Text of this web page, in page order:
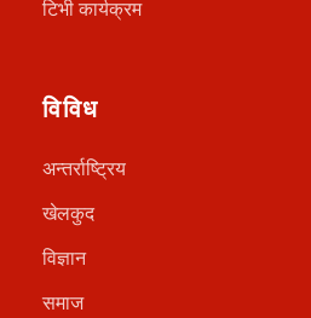
टिभी कार्यक्रम
विविध
अन्तर्राष्ट्रिय
खेलकुद
विज्ञान
समाज